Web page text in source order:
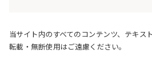
当サイト内のすべてのコンテンツ、テキス
転載・無断使用はご遠慮ください。